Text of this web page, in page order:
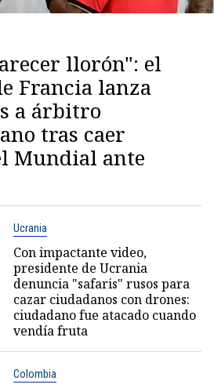
llorón": el
Francia lanza
a árbitro
tras caer
Mundial ante
Ucrania
Con impactante video,
presidente de Ucrania
denuncia "safaris" rusos para
cazar ciudadanos con drones:
ciudadano fue atacado cuando
vendía fruta
Colombia